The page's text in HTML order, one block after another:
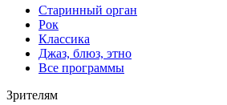
Старинный орган
Рок
Классика
Джаз, блюз, этно
Все программы
Зрителям